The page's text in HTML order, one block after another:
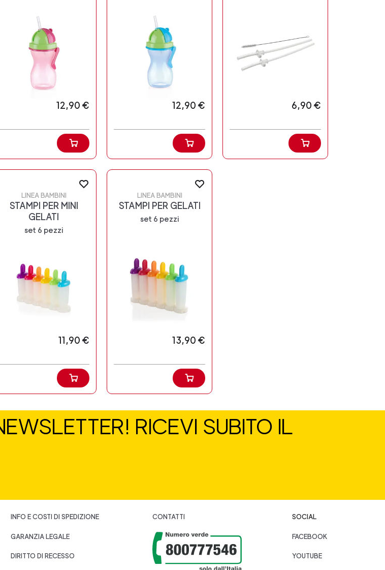
12,90 € 12,90 € 6,90 €
LINEA BAMBINI
STAMPI PER MINI
GELATI
set 6 pezzi
11,90 €
LINEA BAMBINI
STAMPI PER GELATI
set 6 pezzi
13,90 €
RICEVI SUBITO IL
INFO E COSTI DI SPEDIZIONE
GARANZIA LEGALE
DIRITTO DI RECESSO
CONTATTI SOCIAL
FACEBOOK
YOUTUBE